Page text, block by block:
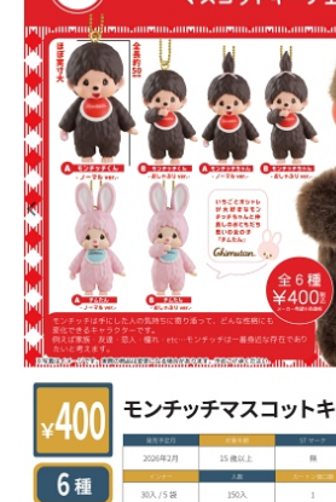
カプセルトイマシン本体
カプセルトイ
販促用空カプセル
レンタル
景品・玩具・文具
販促用カプセルトイ
よくあるご質問